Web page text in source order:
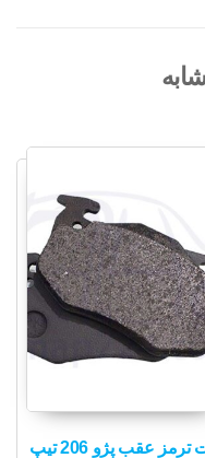
لنت ترمز عقب پژو 206 تیپ